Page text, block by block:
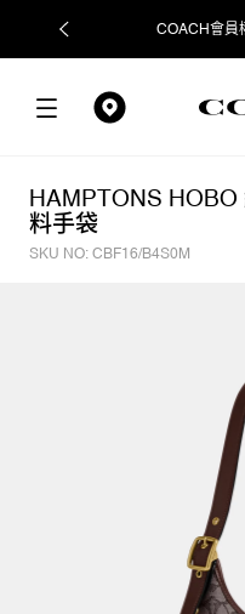
COACH會員
HAMPTONS
料手袋
SKU NO: CBF16/B4S0M